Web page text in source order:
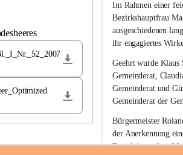
h
-
S
t
M
a
g
d
a
l
e
n
a
Im Rahmen einer
Bezirkshauptfrau
ausgeschiedenen
ihr engagiertes
Geehrt wurde Klaus
Gemeinderat,
Gemeinderat und
Gemeinderat der
Bürgermeister
der Anerkennung
Bezirkshauptfrau